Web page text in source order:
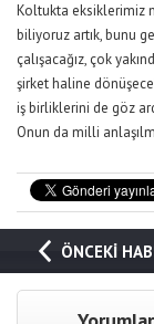
Koltukta eksiklerimiz
biliyoruz artık, bunu
çalışacağız, çok
şirket haline
iş birliklerini de göz
Onun da milli
ÖNCEKİ